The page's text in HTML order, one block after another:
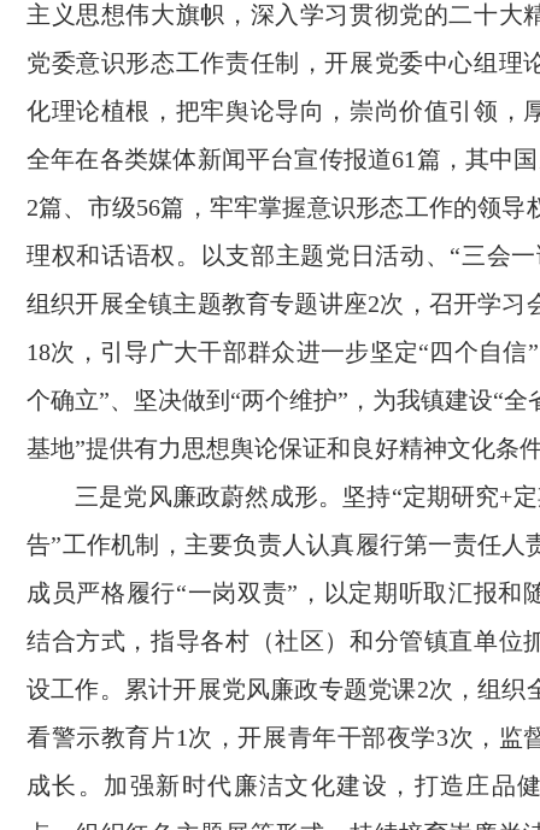
主义思想伟大旗帜，深入学习贯彻党的二十大
党委意识形态工作责任制，开展党委中心组理
化理论植根，把牢舆论导向，崇尚价值引领，
全年在各类媒体新闻平台宣传报道61篇，其中
2篇、市级56篇，牢牢掌握意识形态工作的领导
理权和话语权。以支部主题党日活动、“三会
组织开展全镇主题教育专题讲座2次，召开学习
18次，引导广大干部群众进一步坚定“四个自信
个确立”、坚决做到“两个维护”，为我镇建设“全
基地”提供有力思想舆论保证和良好精神文化条
三是党风廉政蔚然成形。坚持“定期研究+
告”工作机制，主要负责人认真履行第一责任人
成员严格履行“一岗双责”，以定期听取汇报和
结合方式，指导各村（社区）和分管镇直单位
设工作。累计开展党风廉政专题党课2次，组织
看警示教育片1次，开展青年干部夜学3次，监
成长。加强新时代廉洁文化建设，打造庄品